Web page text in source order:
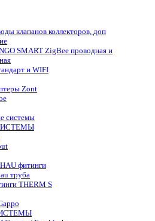
клапанов коллекторов, доп
SMART ZigBee проводная и
и WIFI
Zont
системы
фитинги
труба
THERM S